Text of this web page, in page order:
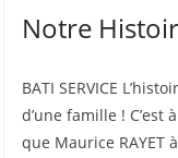
Notre
BATI SERVICE
d’une famille !
que Maurice RAYET